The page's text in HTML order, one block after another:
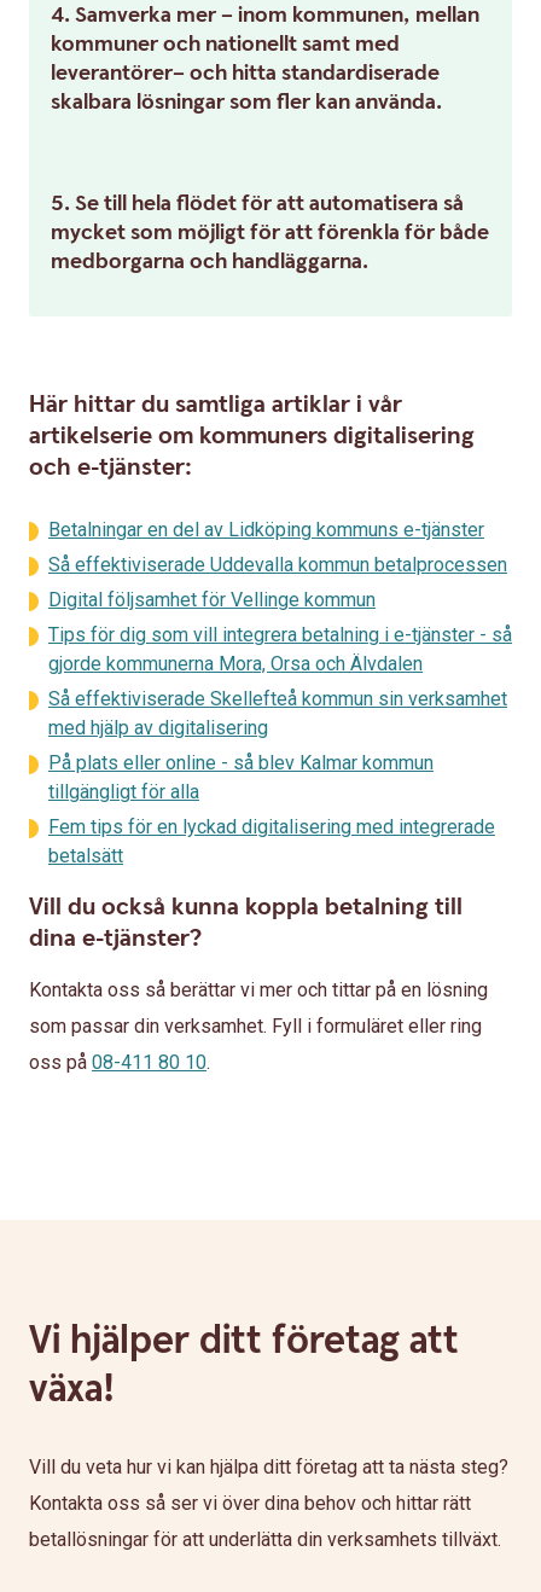
4. Samverka mer – inom kommunen, mellan
kommuner och nationellt samt med
leverantörer– och hitta standardiserade
skalbara lösningar som fler kan använda.
5. Se till hela flödet för att automatisera så
mycket som möjligt för att förenkla för både
medborgarna och handläggarna.
Här hittar du samtliga artiklar i vår
artikelserie om kommuners digitalisering
och e-tjänster:
Betalningar en del av Lidköping kommuns e-tjänster
Så effektiviserade Uddevalla kommun betalprocessen
Digital följsamhet för Vellinge kommun
Tips för dig som vill integrera betalning i e-tjänster - så
gjorde kommunerna Mora, Orsa och Älvdalen
Så effektiviserade Skellefteå kommun sin verksamhet
med hjälp av digitalisering
På plats eller online - så blev Kalmar kommun
tillgängligt för alla
Fem tips för en lyckad digitalisering med integrerade
betalsätt
Vill du också kunna koppla betalning till
dina e-tjänster?
Kontakta oss så berättar vi mer och tittar på en lösning
som passar din verksamhet. Fyll i formuläret eller ring
oss på 08-411 80 10.
Vi hjälper ditt företag att
växa!
Vill du veta hur vi kan hjälpa ditt företag att ta nästa steg?
Kontakta oss så ser vi över dina behov och hittar rätt
betallösningar för att underlätta din verksamhets tillväxt.